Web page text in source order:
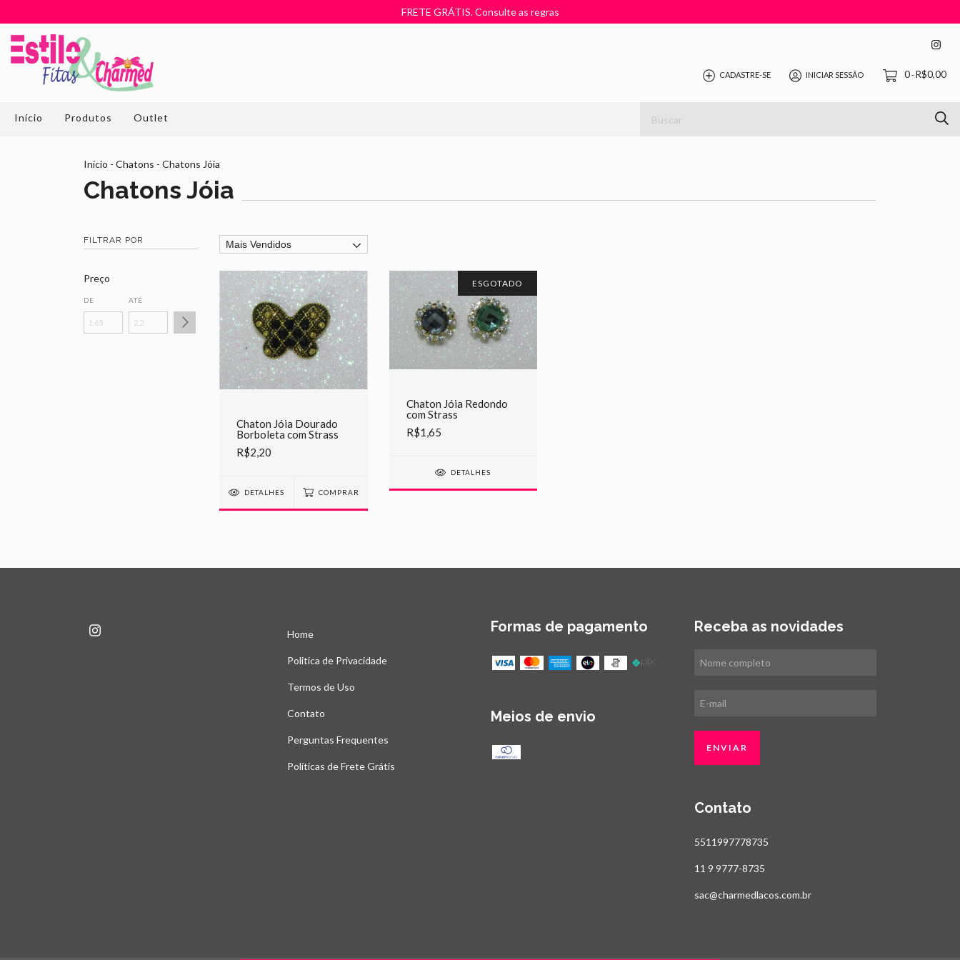
FRETE GRÁTIS. Consulte as regras
CADASTRE-SE INICIAR SESSÃO 0-R$0,00
Início Produtos Outlet
Início - Chatons - Chatons Jóia
Chatons Jóia
FILTRAR POR
Preço
DE ATÉ
Chaton Jóia Dourado
Borboleta com Strass
R$2,20
DETALHES COMPRAR
ESGOTADO
Chaton Jóia Redondo
com Strass
R$1,65
DETALHES
Home
Politica de Privacidade
Termos de Uso
Contato
Perguntas Frequentes
Políticas de Frete Grátis
Formas de pagamento
Meios de envio
Receba as novidades
Contato
5511997778735
11 9 9777-8735
sac@charmedlacos.com.br